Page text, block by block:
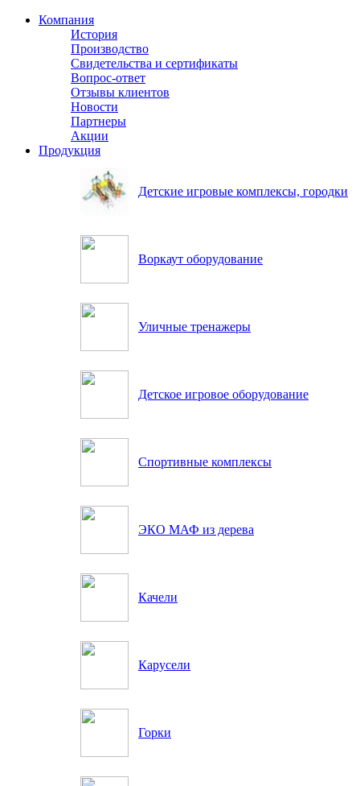
Компания
История
Производство
Свидетельства и сертификаты
Вопрос-ответ
Отзывы клиентов
Новости
Партнеры
Акции
Продукция
Детские игровые комплексы, городки
Воркаут оборудование
Уличные тренажеры
Детское игровое оборудование
Спортивные комплексы
ЭКО МАФ из дерева
Качели
Карусели
Горки